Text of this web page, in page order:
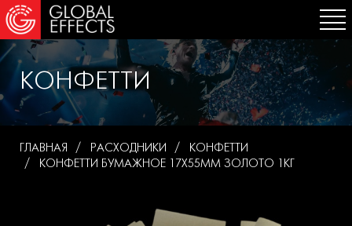
КОНФЕТТИ
ГЛАВНАЯ РАСХОДНИКИ
КОНФЕТТИ
КОНФЕТТИ БУМАЖНОЕ 17Х55ММ ЗОЛОТО 1КГ